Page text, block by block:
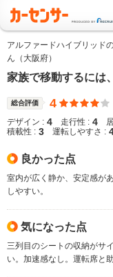
アルファードハイブリッド
ん（大阪府）
家族で移動するには
総合評価 4
デザイン : 4 走行性 : 4
積載性 : 3 運転しやすさ :
良かった点
室内が広く静か、安定感が
しやすい。
気になった点
三列目のシートの収納がサ
い。加速感なし。運転席と